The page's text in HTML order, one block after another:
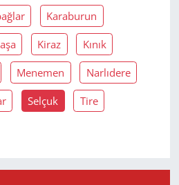
Karaburun
Kiraz Kınık
Menemen Narlıdere
Selçuk Tire